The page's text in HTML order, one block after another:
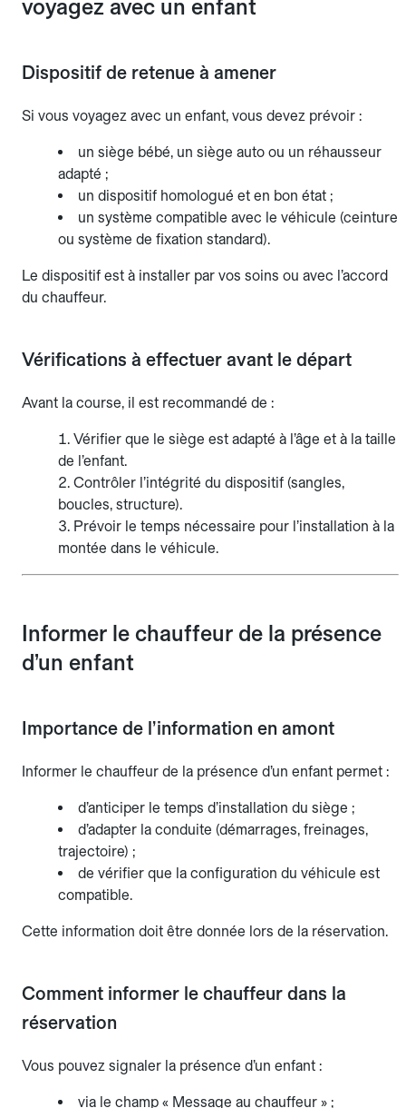
voyagez avec un enfant
Dispositif de retenue à amener
Si vous voyagez avec un enfant, vous devez prévoir :
un siège bébé, un siège auto ou un réhausseur
adapté ;
un dispositif homologué et en bon état ;
un système compatible avec le véhicule (ceinture
ou système de fixation standard).
Le dispositif est à installer par vos soins ou avec l’accord
du chauffeur.
Vérifications à effectuer avant le départ
Avant la course, il est recommandé de :
Vérifier que le siège est adapté à l’âge et à la taille
de l’enfant.
Contrôler l’intégrité du dispositif (sangles,
boucles, structure).
Prévoir le temps nécessaire pour l’installation à la
montée dans le véhicule.
Informer le chauffeur de la présence
d’un enfant
Importance de l’information en amont
Informer le chauffeur de la présence d’un enfant permet :
d’anticiper le temps d’installation du siège ;
d’adapter la conduite (démarrages, freinages,
trajectoire) ;
de vérifier que la configuration du véhicule est
compatible.
Cette information doit être donnée lors de la réservation.
Comment informer le chauffeur dans la
réservation
Vous pouvez signaler la présence d’un enfant :
via le champ « Message au chauffeur » ;